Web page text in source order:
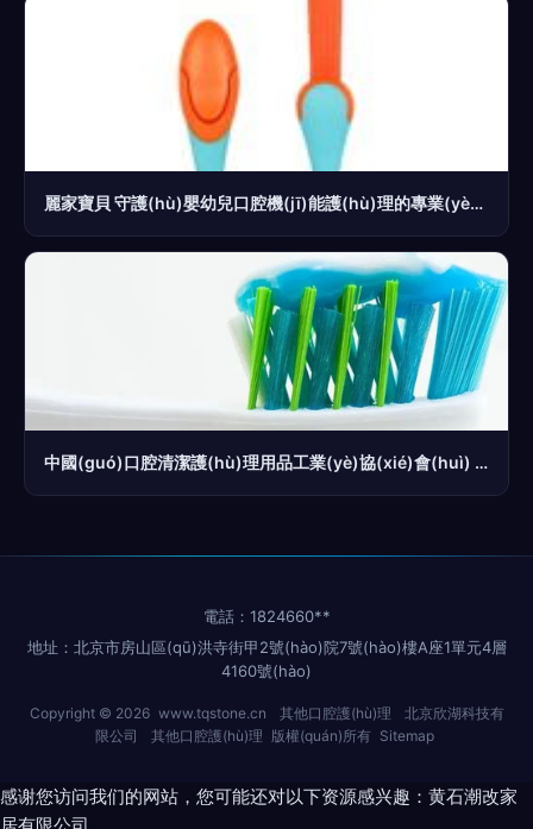
麗家寶貝 守護(hù)嬰幼兒口腔機(jī)能護(hù)理的專業(yè)之選——從一口好牙開(kāi)始，陪伴寶寶健康成長(zhǎng)
中國(guó)口腔清潔護(hù)理用品工業(yè)協(xié)會(huì) 澄清“械字號(hào)”或“消字號(hào)”非牙膏產(chǎn)品屬性
電話：1824660**
地址：北京市房山區(qū)洪寺街甲2號(hào)院7號(hào)樓A座1單元4層
4160號(hào)
Copyright © 2026 www.tqstone.cn 其他口腔護(hù)理
北京欣湖科技有
限公司
其他口腔護(hù)理 版權(quán)所有 Sitemap
感谢您访问我们的网站，您可能还对以下资源感兴趣：黄石潮改家